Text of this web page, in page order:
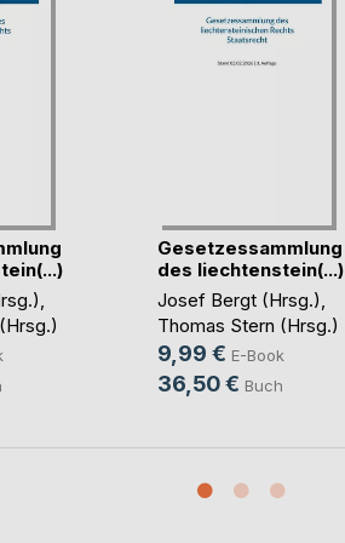
,
Gesetzessammlung
des liechtenstein(...)
Josef Bergt (Hrsg.),
Thomas Stern (Hrsg.)
9,99 € E-Book
36,50 € Buch